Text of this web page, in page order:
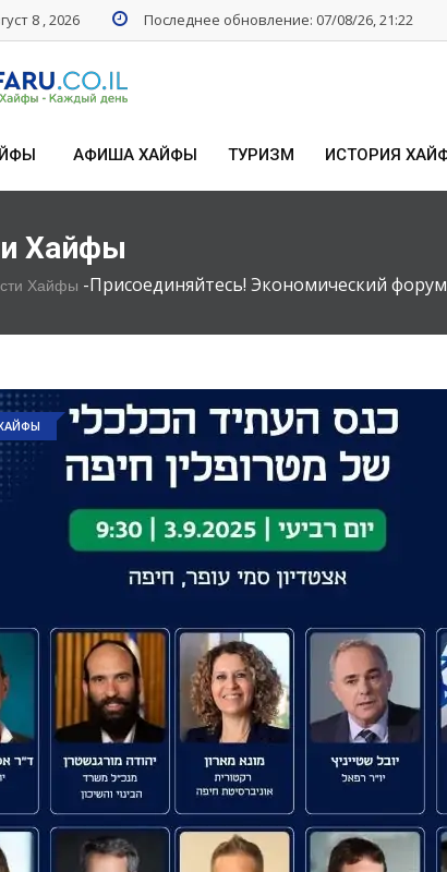
8 , 2026 Последнее обновление: 07/08/26, 21:22
АФИША ХАЙФЫ ТУРИЗМ ИСТОРИЯ
Хайфы
Хайфы -Присоединяйтесь! Экономический